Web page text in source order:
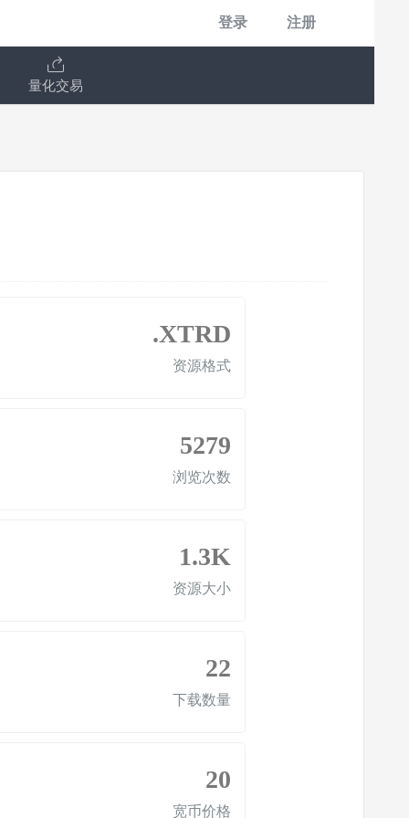
登录 注册
量化交易
.XTRD
资源格式
5279
浏览次数
1.3K
资源大小
22
下载数量
20
宽币价格